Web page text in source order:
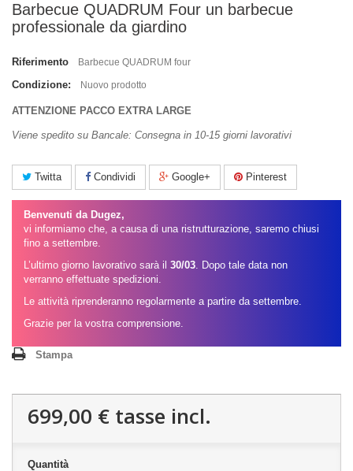
Barbecue QUADRUM Four un barbecue
professionale da giardino
Riferimento Barbecue QUADRUM four
Condizione: Nuovo prodotto
ATTENZIONE PACCO EXTRA LARGE
Viene spedito su Bancale: Consegna in 10-15 giorni lavorativi
Twitta Condividi Google+ Pinterest
Benvenuti da Dugez,
vi informiamo che, a causa di una ristrutturazione, saremo chiusi
fino a settembre.
L’ultimo giorno lavorativo sarà il 30/03. Dopo tale data non
verranno effettuate spedizioni.
Le attività riprenderanno regolarmente a partire da settembre.
Grazie per la vostra comprensione.
Stampa
699,00 € tasse incl.
Quantità